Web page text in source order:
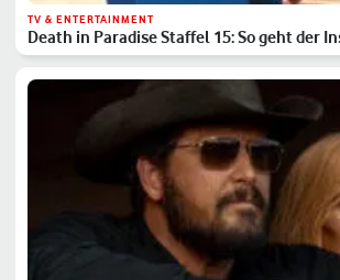
TV & ENTERTAINMENT
Death in Paradise Staffel 15: So geht der